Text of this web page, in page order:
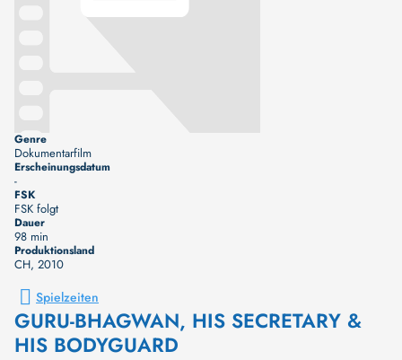
Genre
Dokumentarfilm
Erscheinungsdatum
-
FSK
FSK folgt
Dauer
98 min
Produktionsland
CH, 2010
Spielzeiten
GURU-BHAGWAN, HIS SECRETARY &
HIS BODYGUARD